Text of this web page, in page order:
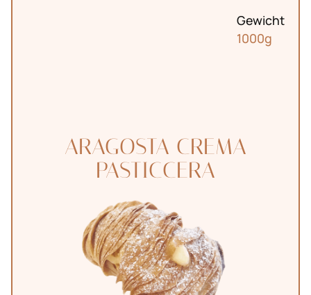
Gewicht
1000g
ARAGOSTA CREMA
PASTICCERA